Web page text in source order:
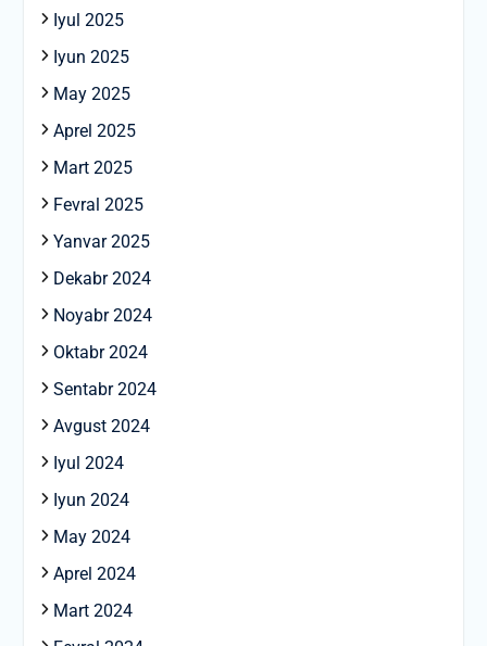
Iyul 2025
Iyun 2025
May 2025
Aprel 2025
Mart 2025
Fevral 2025
Yanvar 2025
Dekabr 2024
Noyabr 2024
Oktabr 2024
Sentabr 2024
Avgust 2024
Iyul 2024
Iyun 2024
May 2024
Aprel 2024
Mart 2024